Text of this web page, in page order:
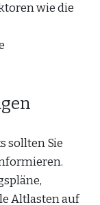
wie die
sollten Sie
Altlasten auf